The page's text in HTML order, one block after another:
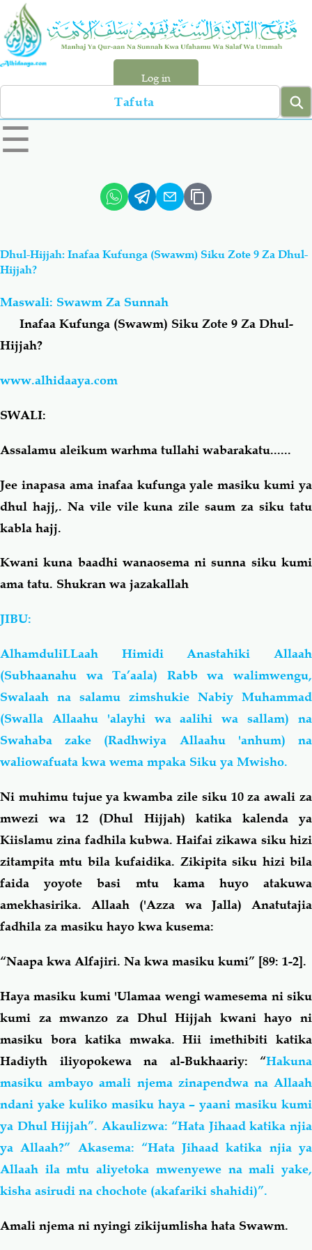
Skip
main
content
Log in
Search
left
sidebar
☰
Hadiyth
Aqiydah Manhaj
Shirki & Kufru
Salaf Wa Ummah
Fiqh-Ibaadah
Familia-Jamii Maswali-Majibu
Chemsha Bongo Vitabu
Dhul-Hijjah: Inafaa Kufunga (Swawm) Siku Zote 9 Za Dhul-
Hijjah?
Maswali: Swawm Za Sunnah
Inafaa Kufunga (Swawm) Siku Zote 9 Za Dhul-
Hijjah?
www.alhidaaya.com
SWALI:
Assalamu aleikum warhma tullahi wabarakatu......
Jee inapasa ama inafaa kufunga yale masiku kumi ya
dhul hajj,. Na vile vile kuna zile saum za siku tatu
kabla hajj.
Kwani kuna baadhi wanaosema ni sunna siku kumi
ama tatu. Shukran wa jazakallah
JIBU:
AlhamduliLLaah Himidi Anastahiki Allaah
(Subhaanahu wa Ta’aala) Rabb wa walimwengu,
Swalaah na salamu zimshukie Nabiy Muhammad
(Swalla Allaahu 'alayhi wa aalihi wa sallam) na
Swahaba zake (Radhwiya Allaahu 'anhum) na
waliowafuata kwa wema mpaka Siku ya Mwisho.
Ni muhimu tujue ya kwamba zile siku 10 za awali za
mwezi wa 12 (Dhul Hijjah) katika kalenda ya
Kiislamu zina fadhila kubwa. Haifai zikawa siku hizi
zitampita mtu bila kufaidika. Zikipita siku hizi bila
faida yoyote basi mtu kama huyo atakuwa
amekhasirika. Allaah ('Azza wa Jalla) Anatutajia
fadhila za masiku hayo kwa kusema:
“Naapa kwa Alfajiri. Na kwa masiku kumi” [89: 1-2].
Haya masiku kumi 'Ulamaa wengi wamesema ni siku
kumi za mwanzo za Dhul Hijjah kwani hayo ni
masiku bora katika mwaka. Hii imethibiti katika
Hadiyth iliyopokewa na al-Bukhaariy: “Hakuna
masiku ambayo amali njema zinapendwa na Allaah
ndani yake kuliko masiku haya – yaani masiku kumi
ya Dhul Hijjah”. Akaulizwa: “Hata Jihaad katika njia
ya Allaah?” Akasema: “Hata Jihaad katika njia ya
Allaah ila mtu aliyetoka mwenyewe na mali yake,
kisha asirudi na chochote (akafariki shahidi)”.
Amali njema ni nyingi zikijumlisha hata Swawm.